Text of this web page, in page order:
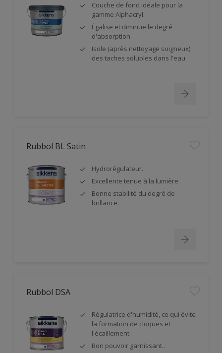
Couche de fond idéale pour la
gamme Alphacryl.
Égalise et diminue le degré
d'absorption
Isole (après nettoyage soigneux)
des taches solubles dans l'eau
Rubbol BL Satin
Hydrorégulateur.
Excellente tenue à la lumière.
Bonne stabilité du degré de
brillance.
Rubbol DSA
Régulatrice d'humidité, ce qui évite
la formation de cloques et
l'écaillement.
Bon pouvoir garnissant..